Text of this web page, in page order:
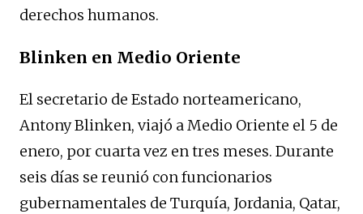
derechos humanos.
Blinken en Medio Oriente
El secretario de Estado norteamericano,
Antony Blinken, viajó a Medio Oriente el 5 de
enero, por cuarta vez en tres meses. Durante
seis días se reunió con funcionarios
gubernamentales de Turquía, Jordania, Qatar,